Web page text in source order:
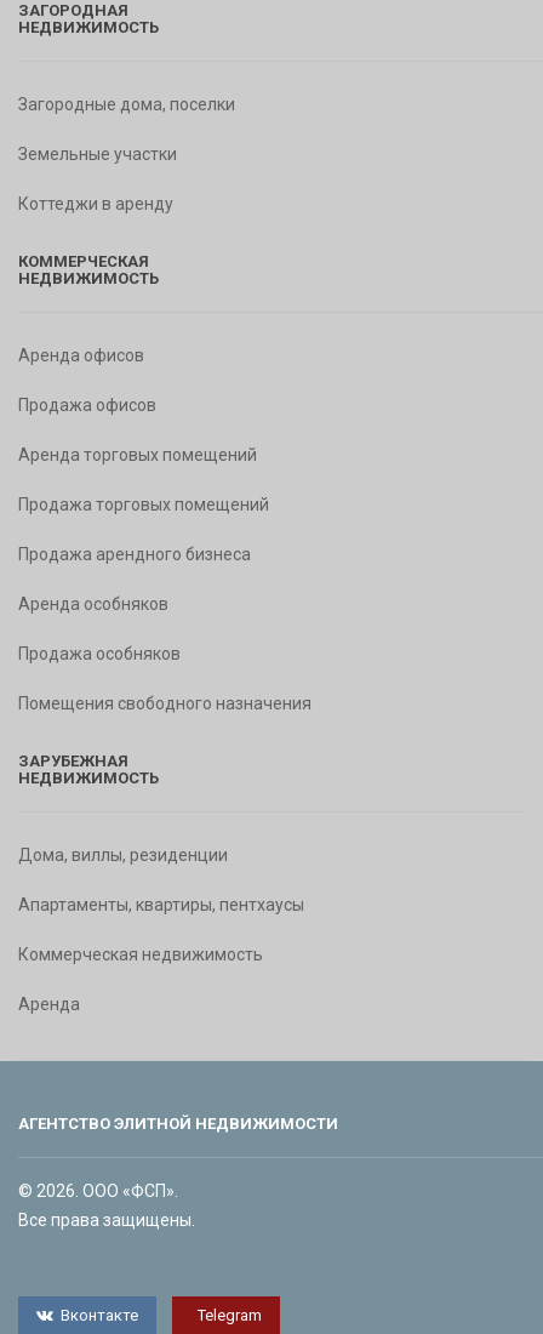
ЗАГОРОДНАЯ
НЕДВИЖИМОСТЬ
Загородные дома, поселки
Земельные участки
Коттеджи в аренду
КОММЕРЧЕСКАЯ
НЕДВИЖИМОСТЬ
Аренда офисов
Продажа офисов
Аренда торговых помещений
Продажа торговых помещений
Продажа арендного бизнеса
Аренда особняков
Продажа особняков
Помещения свободного назначения
ЗАРУБЕЖНАЯ
НЕДВИЖИМОСТЬ
Дома, виллы, резиденции
Апартаменты, квартиры, пентхаусы
Коммерческая недвижимость
Аренда
АГЕНТСТВО ЭЛИТНОЙ НЕДВИЖИМОСТИ
© 2026. ООО «ФСП».
Все права защищены.
Вконтакте Telegram